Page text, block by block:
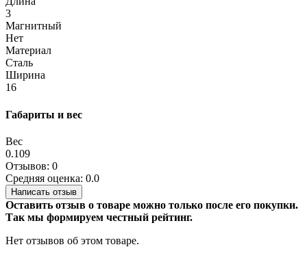
3
Магнитный
Нет
Материал
Сталь
Ширина
16
Габариты и вес
Вес
0.109
Отзывов: 0
Средняя оценка: 0.0
Написать отзыв
Оставить отзыв о товаре можно только после его покупки.
Так мы формируем честный рейтинг.
Нет отзывов об этом товаре.